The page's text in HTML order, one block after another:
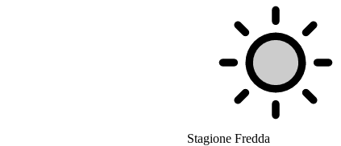
Stagione Fredda